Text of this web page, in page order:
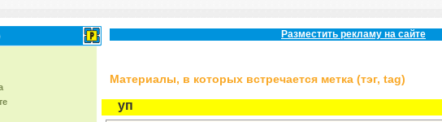
Разместить рекламу на сайте
Материалы, в которых встречается метка (тэг, tag)
уп